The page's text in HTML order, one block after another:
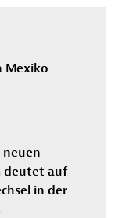
Mexiko
neuen
deutet auf
in der